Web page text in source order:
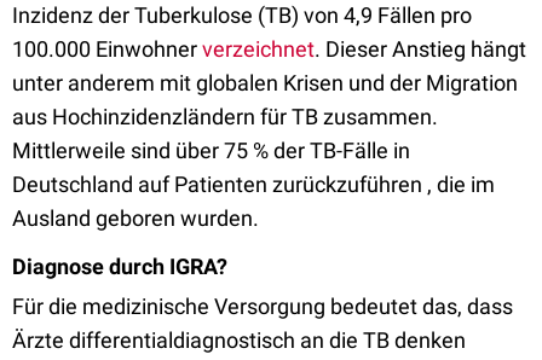
Inzidenz der Tuberkulose (TB) von 4,9 Fällen pro
100.000 Einwohnerverzeichnet. Dieser Anstieg hängt
unter anderem mit globalen Krisen und der Migration
aus Hochinzidenzländern für TB zusammen.
Mittlerweile sind über 75 % der TB-Fälle in
Deutschland auf Patienten zurückzuführen , die im
Ausland geboren wurden.
Diagnose durch IGRA?
Für die medizinische Versorgung bedeutet das, dass
Ärzte differentialdiagnostisch an die TB denken